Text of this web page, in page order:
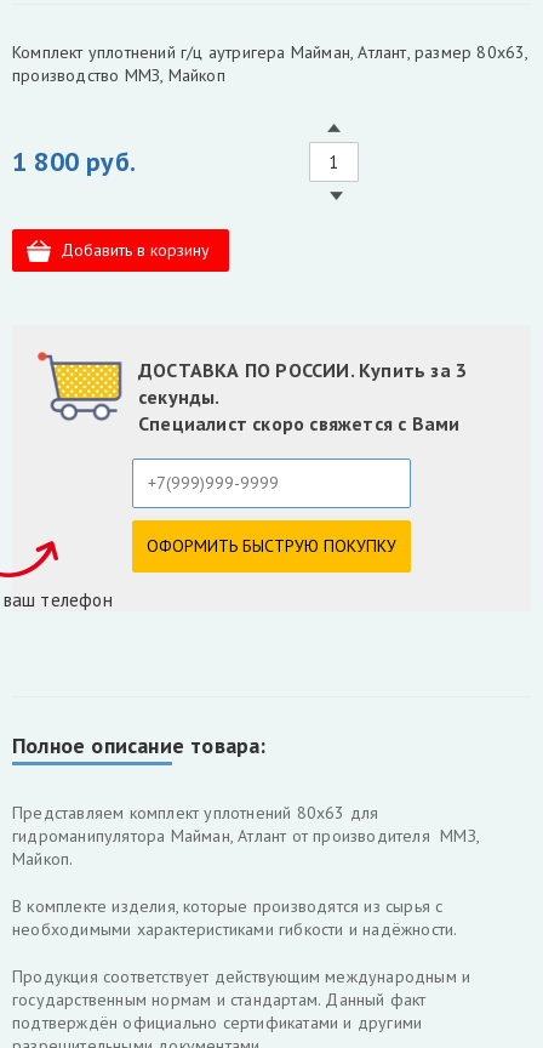
Комплект уплотнений г/ц аутригера Майман, Атлант, размер 80х63,
производство ММЗ, Майкоп
1 800 руб.
ДОСТАВКА ПО РОССИИ. Купить за 3
секунды.
Специалист скоро свяжется с Вами
телефон
Полное описание товара:
Представляем комплект уплотнений 80х63 для
гидроманипулятора Майман, Атлант от производителя ММЗ,
Майкоп.
В комплекте изделия, которые производятся из сырья с
необходимыми характеристиками гибкости и надёжности.
Продукция соответствует действующим международным и
государственным нормам и стандартам. Данный факт
подтверждён официально сертификатами и другими